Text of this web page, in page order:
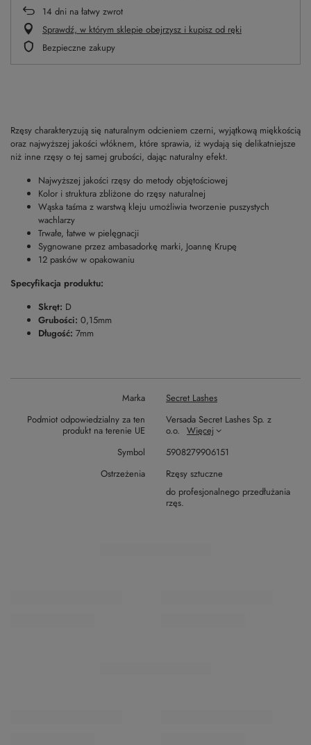
14 dni na łatwy zwrot
Sprawdź, w którym sklepie obejrzysz i kupisz od ręki
Bezpieczne zakupy
Rzęsy charakteryzują się naturalnym odcieniem czerni, wyjątkową miękkością
oraz najwyższej jakości włóknem, które sprawia, iż wydają się delikatniejsze
niż inne rzęsy o tej samej grubości, dając naturalny efekt.
Najwyższej jakości rzęsy do metody objętościowej
Kolor i struktura zbliżone do rzęsy naturalnej
Wąska taśma z warstwą kleju umożliwia tworzenie puszystych
wachlarzy
Trwałe, łatwe w pielęgnacji
Sygnowane przez ambasadorkę marki, Joannę Krupę
12 pasków w opakowaniu
Specyfikacja produktu:
Skręt: D
Grubości: 0,15mm
Długość: 7mm
Marka
Secret Lashes
Podmiot odpowiedzialny za ten
produkt na terenie UE
Versada Secret Lashes Sp. z
o.o. Więcej
Symbol
5908279906151
Ostrzeżenia
Rzęsy sztuczne
do profesjonalnego przedłużania
rzęs.